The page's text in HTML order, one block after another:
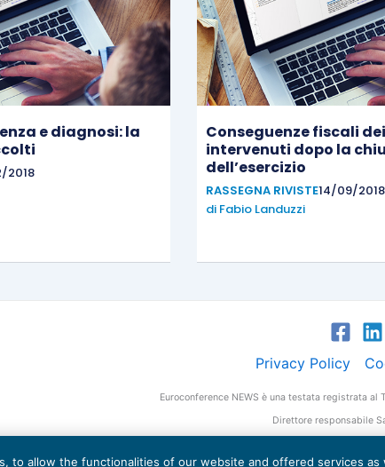
e diagnosi: la
2018
Conseguenze fiscali
intervenuti dopo la
dell’esercizio
RASSEGNA RIVISTE14/09/2018
di Fabio Landuzzi
Privacy Policy
Euroconference NEWS è una testata registrata
Direttore responsabile
to allow the functionalities of our website and offered services as